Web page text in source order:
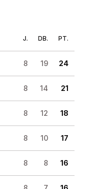
J. DB. PT.
8 19 24
8 14 21
8 12 18
8 10 17
8 8 16